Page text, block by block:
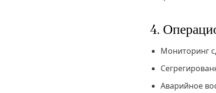
4.
Мониторинг
Аварийное